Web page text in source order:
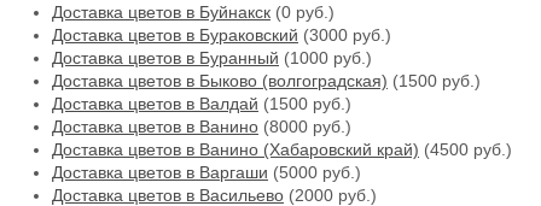
Доставка цветов в Буйнакск (0 руб.)
Доставка цветов в Бураковский (3000 руб.)
Доставка цветов в Буранный (1000 руб.)
Доставка цветов в Быково (волгоградская) (1500 руб.)
Доставка цветов в Валдай (1500 руб.)
Доставка цветов в Ванино (8000 руб.)
Доставка цветов в Ванино (Хабаровский край) (4500 руб.)
Доставка цветов в Варгаши (5000 руб.)
Доставка цветов в Васильево (2000 руб.)